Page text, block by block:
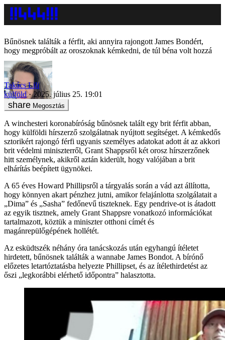
Bűnösnek találták a férfit, aki annyira rajongott James Bondért,
hogy megpróbált az oroszoknak kémkedni, de túl béna volt hozzá
Takács Lili
külföld
2025. július 25. 19:01
Megosztás
A winchesteri koronabíróság bűnösnek talált egy brit férfit abban,
hogy külföldi hírszerző szolgálatnak nyújtott segítséget. A kémkedős
sztorikért rajongó férfi ugyanis személyes adatokat adott át az akkori
brit védelmi miniszterről, Grant Shappsről két orosz hírszerzőnek
hitt személynek, akikről aztán kiderült, hogy valójában a brit
elhárítás beépített ügynökei.
A 65 éves Howard Phillipsről a tárgyalás során a vád azt állította,
hogy könnyen akart pénzhez jutni, amikor felajánlotta szolgálatait a
„Dima” és „Sasha” fedőnevű tiszteknek. Egy pendrive-ot is átadott
az egyik tisztnek, amely Grant Shappsre vonatkozó információkat
tartalmazott, köztük a miniszter otthoni címét és
magánrepülőgépének hollétét.
Az esküdtszék néhány óra tanácskozás után egyhangú ítéletet
hirdetett, bűnösnek találták a wannabe James Bondot. A bírónő
előzetes letartóztatásba helyezte Phillipset, és az ítélethirdetést az
őszi „legkorábbi elérhető időpontra” halasztotta.